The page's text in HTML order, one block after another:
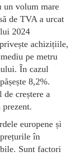
un volum mare
de TVA a urcat
2024
achizițiile,
pe metru
În cazul
8,2%.
de creștere a
europene și
în
Sunt factori